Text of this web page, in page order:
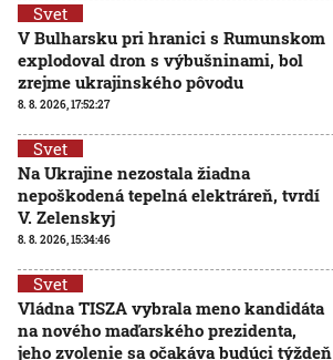
Svet
V Bulharsku pri hranici s Rumunskom
explodoval dron s výbušninami, bol
zrejme ukrajinského pôvodu
8. 8. 2026, 17:52:27
Svet
Na Ukrajine nezostala žiadna
nepoškodená tepelná elektráreň, tvrdí
V. Zelenskyj
8. 8. 2026, 15:34:46
Svet
Vládna TISZA vybrala meno kandidáta
na nového maďarského prezidenta,
jeho zvolenie sa očakáva budúci týždeň